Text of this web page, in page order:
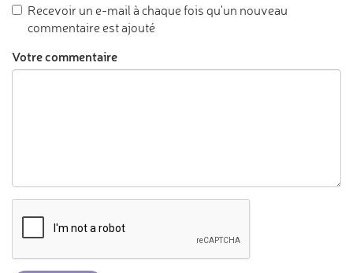
Recevoir un e-mail à chaque fois qu'un nouveau
commentaire est ajouté
Votre commentaire